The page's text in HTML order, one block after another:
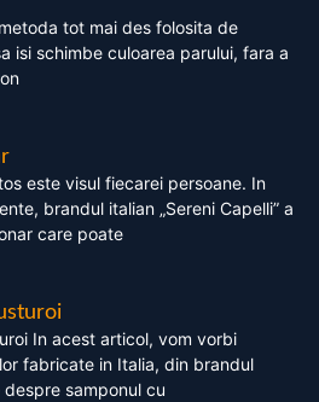
tot mai des folosita de
isi schimbe culoarea parului, fara a
este visul fiecarei persoane. In
brandul italian „Sereni Capelli” a
care poate
In acest articol, vom vorbi
fabricate in Italia, din brandul
despre samponul cu